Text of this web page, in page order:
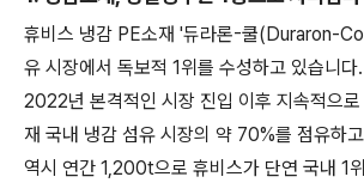
휴비스 냉감 PE소재 '듀라론-쿨(Duraron-
유 시장에서 독보적 1위를 수성하고 있습니
2022년 본격적인 시장 진입 이후 지속적으로
재 국내 냉감 섬유 시장의 약 70%를 점유하
역시 연간 1,200t으로 휴비스가 단연 국내 1